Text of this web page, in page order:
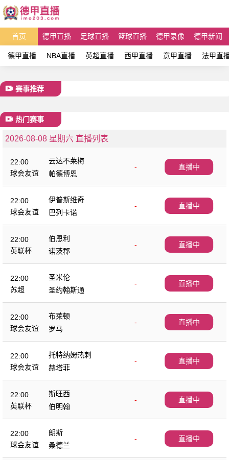
首页 德甲直播 足球直播 篮球直播 德甲录像 德甲新闻
德甲直播 NBA直播 英超直播 西甲直播 意甲直播 法甲直
赛事推荐
热门赛事
2026-08-08 星期六 直播列表
22:00
球会友谊
云达不莱梅
-
帕德博恩
直播中
22:00
球会友谊
伊普斯维奇
-
巴列卡诺
直播中
22:00
英联杯
伯恩利
-
诺茨郡
直播中
22:00
苏超
圣米伦
-
圣约翰斯通
直播中
22:00
球会友谊
布莱顿
-
罗马
直播中
22:00
球会友谊
托特纳姆热刺
-
赫塔菲
直播中
22:00
英联杯
斯旺西
-
伯明翰
直播中
22:00
球会友谊
朗斯
-
桑德兰
直播中